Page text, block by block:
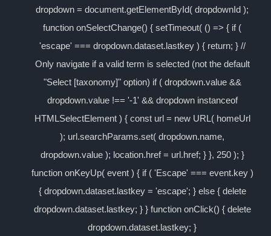
dropdown = document.getElementById( dropdownId );
function onSelectChange() { setTimeout( () => { if (
'escape' === dropdown.dataset.lastkey ) { return; } //
Only navigate if a valid term is selected (not the default
"Select [taxonomy]" option) if ( dropdown.value &&
dropdown.value !== '-1' && dropdown instanceof
HTMLSelectElement ) { const url = new URL( homeUrl
); url.searchParams.set( dropdown.name,
dropdown.value ); location.href = url.href; } }, 250 ); }
function onKeyUp( event ) { if ( 'Escape' === event.key )
{ dropdown.dataset.lastkey = 'escape'; } else { delete
dropdown.dataset.lastkey; } } function onClick() { delete
dropdown.dataset.lastkey; }